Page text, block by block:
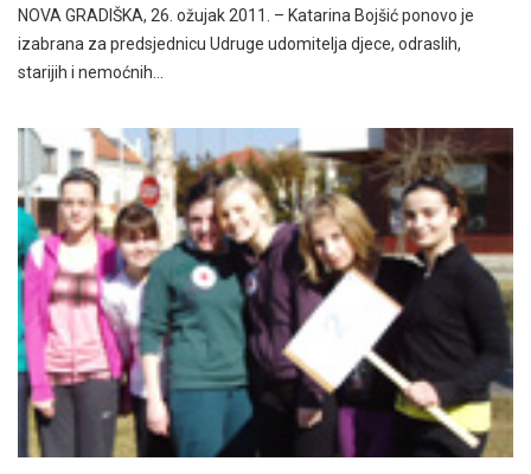
NOVA GRADIŠKA, 26. ožujak 2011. – Katarina Bojšić ponovo je
izabrana za predsjednicu Udruge udomitelja djece, odraslih,
starijih i nemoćnih…